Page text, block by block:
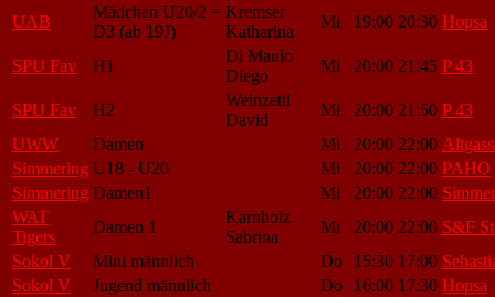
UAB
Mädchen U20/2 =
D3 (ab 19J)
Kremser
Katharina
Mi 19:00 20:30 Hopsa
SPU Fav H1
Di Maulo
Diego
Mi 20:00 21:45 P 43
SPU Fav H2
Weinzettl
David
Mi 20:00 21:50 P 43
UWW
Damen Mi 20:00 22:00
Simmering U18 - U20 Mi 20:00 22:00 PAHO
Simmering Damen1 Mi 20:00 22:00
WAT
Tigers
Damen 1
Karnholz
Sabrina
Mi 20:00 22:00 S&F
Sokol V
Mini männlich Do 15:30 17:00
Sokol V
Jugend männlich Do 16:00 17:30 Hopsa